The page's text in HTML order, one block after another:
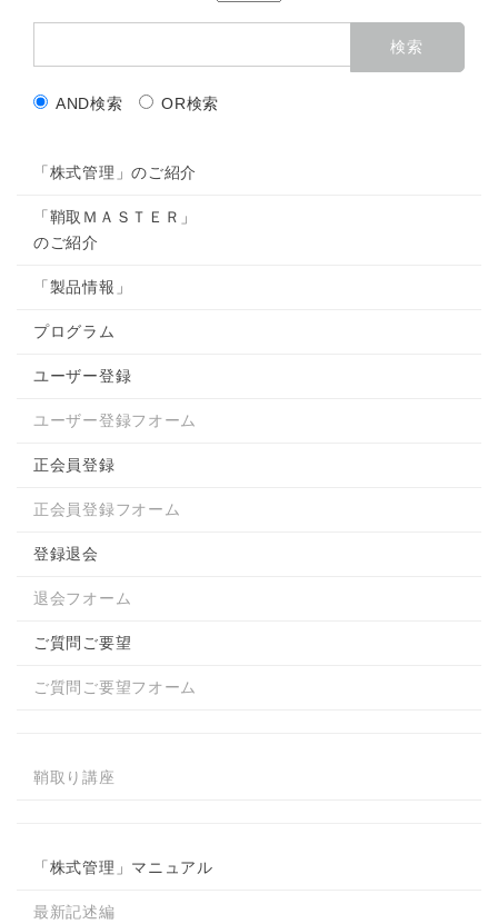
AND検索 OR検索
「株式管理」のご紹介
「鞘取ＭＡＳＴＥＲ」
のご紹介
「製品情報」
プログラム
ユーザー登録
ユーザー登録フオーム
正会員登録
正会員登録フオーム
登録退会
退会フオーム
ご質問ご要望
ご質問ご要望フオーム
鞘取り講座
「株式管理」マニュアル
最新記述編